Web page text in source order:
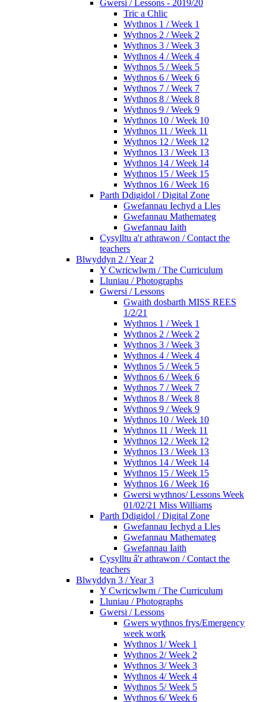
Gwersi / Lessons - 2019/20
Tric a Chlic
Wythnos 1 / Week 1
Wythnos 2 / Week 2
Wythnos 3 / Week 3
Wythnos 4 / Week 4
Wythnos 5 / Week 5
Wythnos 6 / Week 6
Wythnos 7 / Week 7
Wythnos 8 / Week 8
Wythnos 9 / Week 9
Wythnos 10 / Week 10
Wythnos 11 / Week 11
Wythnos 12 / Week 12
Wythnos 13 / Week 13
Wythnos 14 / Week 14
Wythnos 15 / Week 15
Wythnos 16 / Week 16
Parth Ddigidol / Digital Zone
Gwefannau Iechyd a Lles
Gwefannau Mathemateg
Gwefannau Iaith
Cysylltu a'r athrawon / Contact the
teachers
Blwyddyn 2 / Year 2
Y Cwricwlwm / The Curriculum
Lluniau / Photographs
Gwersi / Lessons
Gwaith dosbarth MISS REES
1/2/21
Wythnos 1 / Week 1
Wythnos 2 / Week 2
Wythnos 3 / Week 3
Wythnos 4 / Week 4
Wythnos 5 / Week 5
Wythnos 6 / Week 6
Wythnos 7 / Week 7
Wythnos 8 / Week 8
Wythnos 9 / Week 9
Wythnos 10 / Week 10
Wythnos 11 / Week 11
Wythnos 12 / Week 12
Wythnos 13 / Week 13
Wythnos 14 / Week 14
Wythnos 15 / Week 15
Wythnos 16 / Week 16
Gwersi wythnos/ Lessons Week
01/02/21 Miss Williams
Parth Ddigidol / Digital Zone
Gwefannau Iechyd a Lles
Gwefannau Mathemateg
Gwefannau Iaith
Cysylltu â'r athrawon / Contact the
teachers
Blwyddyn 3 / Year 3
Y Cwricwlwm / The Curriculum
Lluniau / Photographs
Gwersi / Lessons
Gwers wythnos frys/Emergency
week work
Wythnos 1/ Week 1
Wythnos 2/ Week 2
Wythnos 3/ Week 3
Wythnos 4/ Week 4
Wythnos 5/ Week 5
Wythnos 6/ Week 6